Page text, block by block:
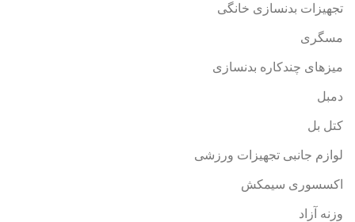
تجهیزات بدنسازی خانگی
مسگری
میزهای چندکاره بدنسازی
دمبل
کتل بل
لوازم جانبی تجهیزات ورزشی
اکسسوری سیمکش
وزنه آزاد